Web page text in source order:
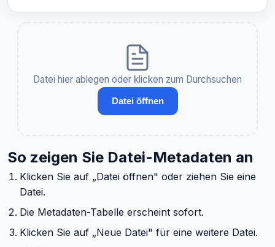
Datei hier ablegen oder klicken zum Durchsuchen
Datei öffnen
So zeigen Sie Datei-Metadaten an
Klicken Sie auf „Datei öffnen" oder ziehen Sie eine
Datei.
Die Metadaten-Tabelle erscheint sofort.
Klicken Sie auf „Neue Datei" für eine weitere Datei.